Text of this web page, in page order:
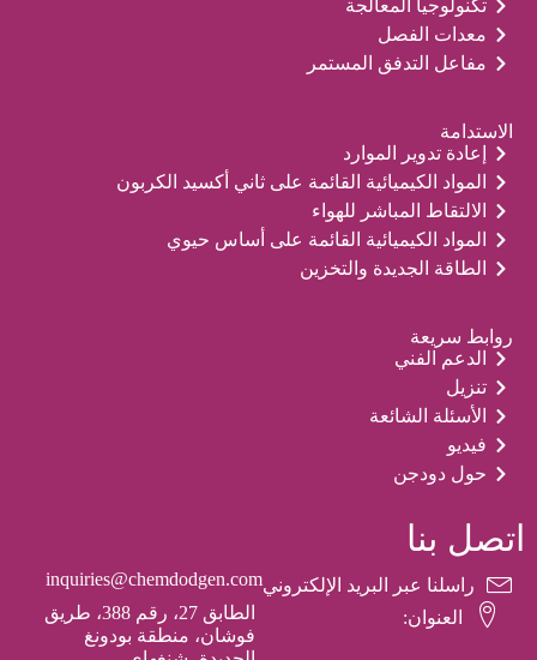
تكنولوجيا المعالجة
معدات الفصل
مفاعل التدفق المستمر
الاستدامة
إعادة تدوير الموارد
المواد الكيميائية القائمة على ثاني أكسيد الكربون
الالتقاط المباشر للهواء
المواد الكيميائية القائمة على أساس حيوي
الطاقة الجديدة والتخزين
روابط سريعة
الدعم الفني
تنزيل
الأسئلة الشائعة
فيديو
حول دودجن
اتصل بنا
راسلنا عبر البريد الإلكترونيinquiries@chemdodgen.com
العنوان:
الطابق 27، رقم 388، طريق
فوشان، منطقة بودونغ